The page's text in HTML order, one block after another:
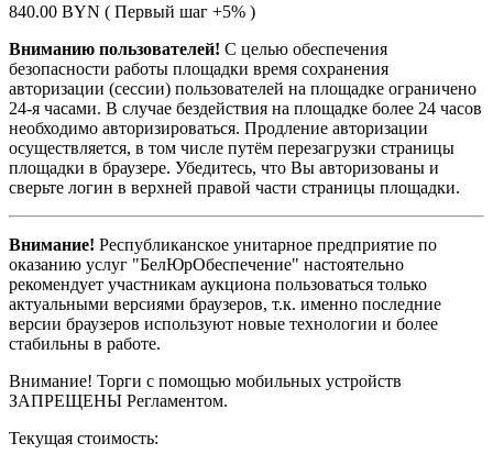
840.00 BYN ( Первый шаг +5% )
Вниманию пользователей! С целью обеспечения
безопасности работы площадки время сохранения
авторизации (сессии) пользователей на площадке ограничено
24-я часами. В случае бездействия на площадке более 24 часов
необходимо авторизироваться. Продление авторизации
осуществляется, в том числе путём перезагрузки страницы
площадки в браузере. Убедитесь, что Вы авторизованы и
сверьте логин в верхней правой части страницы площадки.
Внимание! Республиканское унитарное предприятие по
оказанию услуг "БелЮрОбеспечение" настоятельно
рекомендует участникам аукциона пользоваться только
актуальными версиями браузеров, т.к. именно последние
версии браузеров используют новые технологии и более
стабильны в работе.
Внимание! Торги с помощью мобильных устройств
ЗАПРЕЩЕНЫ Регламентом.
Текущая стоимость: